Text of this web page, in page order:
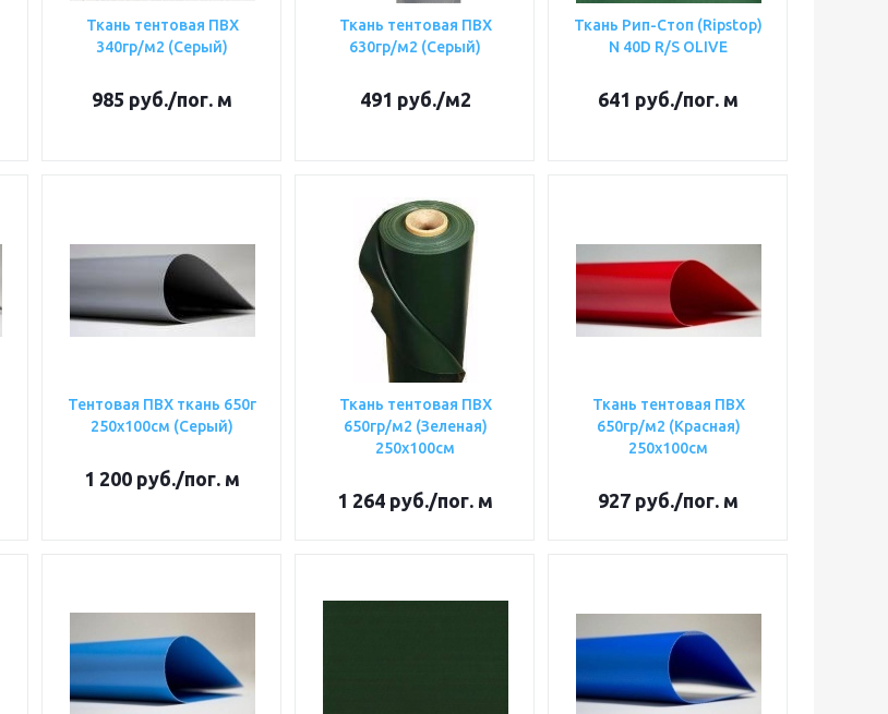
Ткань тентовая ПВХ
340гр/м2 (Серый)
985 руб./пог. м
Ткань тентовая ПВХ
630гр/м2 (Серый)
491 руб./м2
Ткань Рип-Стоп (Ripstop)
N 40D R/S OLIVE
641 руб./пог. м
Тентовая ПВХ ткань 650г
250х100см (Серый)
1 200 руб./пог. м
Ткань тентовая ПВХ
650гр/м2 (Зеленая)
250х100см
1 264 руб./пог. м
Ткань тентовая ПВХ
650гр/м2 (Красная)
250х100см
927 руб./пог. м